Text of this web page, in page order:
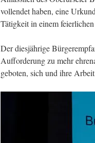
vollendet haben, eine
Tätigkeit in einem
Der diesjährige
Aufforderung zu mehr
geboten, sich und ihre